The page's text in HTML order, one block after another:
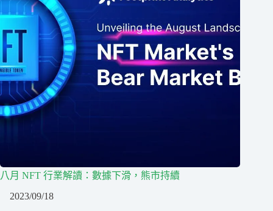
八月 NFT 行業解讀：數據下滑，熊市持續
2023/09/18